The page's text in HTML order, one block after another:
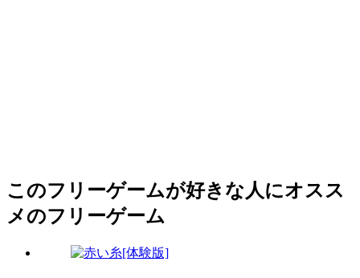
このフリーゲームが好きな人にオスス
メのフリーゲーム